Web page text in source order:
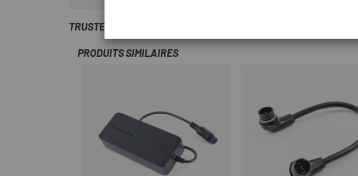
TRUSTED SHOPS REVIEWS
PRODUITS SIMILAIRES